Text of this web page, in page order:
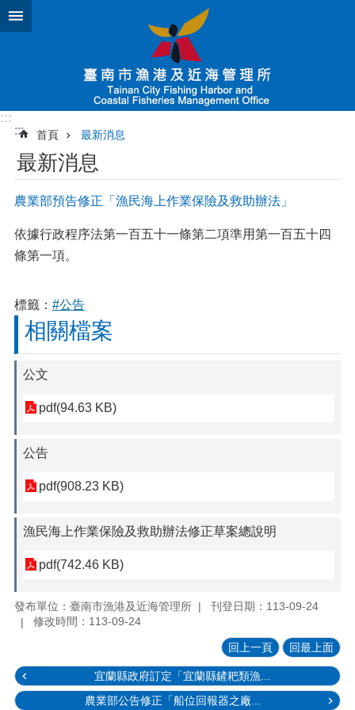
跳到主要內容區塊
:::
:::
首頁 最新消息
最新消息
農業部預告修正「漁民海上作業保險及救助辦法」
依據行政程序法第一百五十一條第二項準用第一百五十四
條第一項。
標籤： #公告
相關檔案
公文
pdf(94.63 KB)
公告
pdf(908.23 KB)
漁民海上作業保險及救助辦法修正草案總說明
pdf(742.46 KB)
發布單位：臺南市漁港及近海管理所
刊登日期：113-09-24
修改時間：113-09-24
回上一頁 回最上面
宜蘭縣政府訂定「宜蘭縣鏟耙類漁...
農業部公告修正「船位回報器之廠...